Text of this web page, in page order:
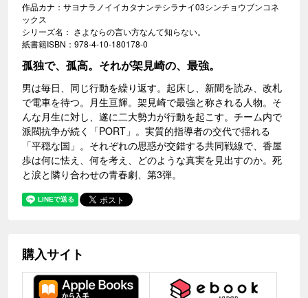
作品カナ：サヨナラノイイカタナンテシラナイ03シンチョウブンコネ
ックス
シリーズ名： さよならの言い方なんて知らない。
紙書籍ISBN：978-4-10-180178-0
孤独で、孤高。それが架見崎の、最強。
男は毎日、同じ行動を繰り返す。起床し、新聞を読み、改札
で電車を待つ。月生亘輝。架見崎で最強と称される人物。そ
んな月生に対し、遂に二大勢力が行動を起こす。チーム内で
派閥抗争が続く「PORT」。実質的指導者の交代で揺れる
「平穏な国」。それぞれの思惑が交錯する共同戦線で、香屋
歩は何に怯え、何を考え、どのような真実を見出すのか。死
と涙と隣り合わせの青春劇、第3弾。
購入サイト